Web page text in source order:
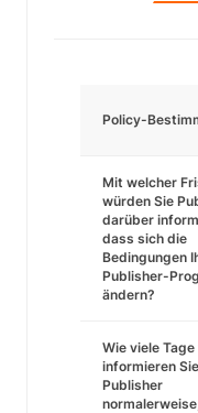
Policy-
Mit welcher
würden Sie
darüber
dass sich die
Bedingungen
Publisher-
ändern?
Wie viele
informieren
Publisher